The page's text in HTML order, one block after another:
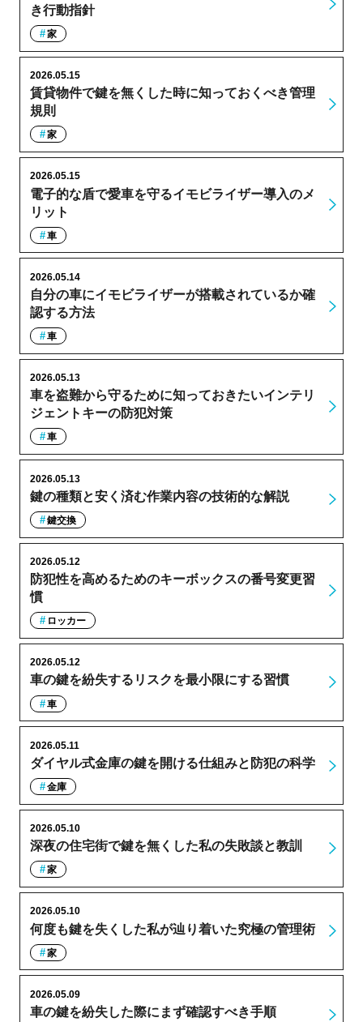
き行動指針
家
賃貸物件で鍵を無くした時に知っておくべき管理
規則
2026.05.15
家
電子的な盾で愛車を守るイモビライザー導入のメ
リット
2026.05.15
車
自分の車にイモビライザーが搭載されているか確
認する方法
2026.05.14
車
車を盗難から守るために知っておきたいインテリ
ジェントキーの防犯対策
2026.05.13
車
鍵の種類と安く済む作業内容の技術的な解説
2026.05.13
鍵交換
防犯性を高めるためのキーボックスの番号変更習
慣
2026.05.12
ロッカー
車の鍵を紛失するリスクを最小限にする習慣
2026.05.12
車
ダイヤル式金庫の鍵を開ける仕組みと防犯の科学
2026.05.11
金庫
深夜の住宅街で鍵を無くした私の失敗談と教訓
2026.05.10
家
何度も鍵を失くした私が辿り着いた究極の管理術
2026.05.10
家
車の鍵を紛失した際にまず確認すべき手順
2026.05.09